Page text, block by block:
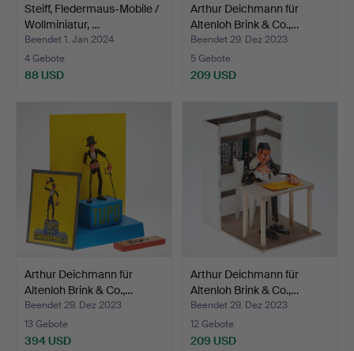
Steiff, Fledermaus-Mobile /
Wollminiatur, …
Beendet 1. Jan 2024
4 Gebote
88 USD
Arthur Deichmann für
Altenloh Brink & Co.,…
Beendet 29. Dez 2023
5 Gebote
209 USD
Arthur Deichmann für
Altenloh Brink & Co.,…
Beendet 29. Dez 2023
13 Gebote
394 USD
Arthur Deichmann für
Altenloh Brink & Co.,…
Beendet 29. Dez 2023
12 Gebote
209 USD